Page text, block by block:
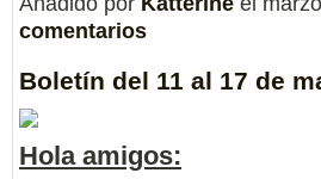
comentarios
Boletín del 11 al 17 de
Hola amigos: